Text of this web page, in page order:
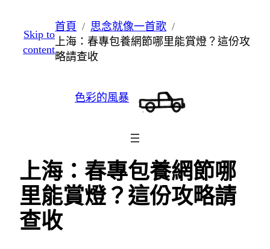
至
主
Skip to
content
首頁
思念就像一首歌
上海：春專包養網節哪里能賞燈？這份攻
略請查收
色彩的風暴
上海：春專包養網節哪
里能賞燈？這份攻略請
查收